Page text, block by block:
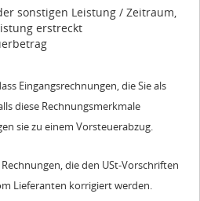
sonstigen Leistung / Zeitraum,
erstreckt
Eingangsrechnungen, die Sie als
diese Rechnungsmerkmale
sie zu einem Vorsteuerabzug.
die den USt-Vorschriften
Lieferanten korrigiert werden.